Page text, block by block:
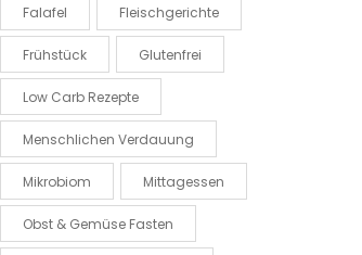
Falafel Fleischgerichte
Frühstück Glutenfrei
Low Carb Rezepte
Menschlichen Verdauung
Mikrobiom Mittagessen
Obst & Gemüse Fasten